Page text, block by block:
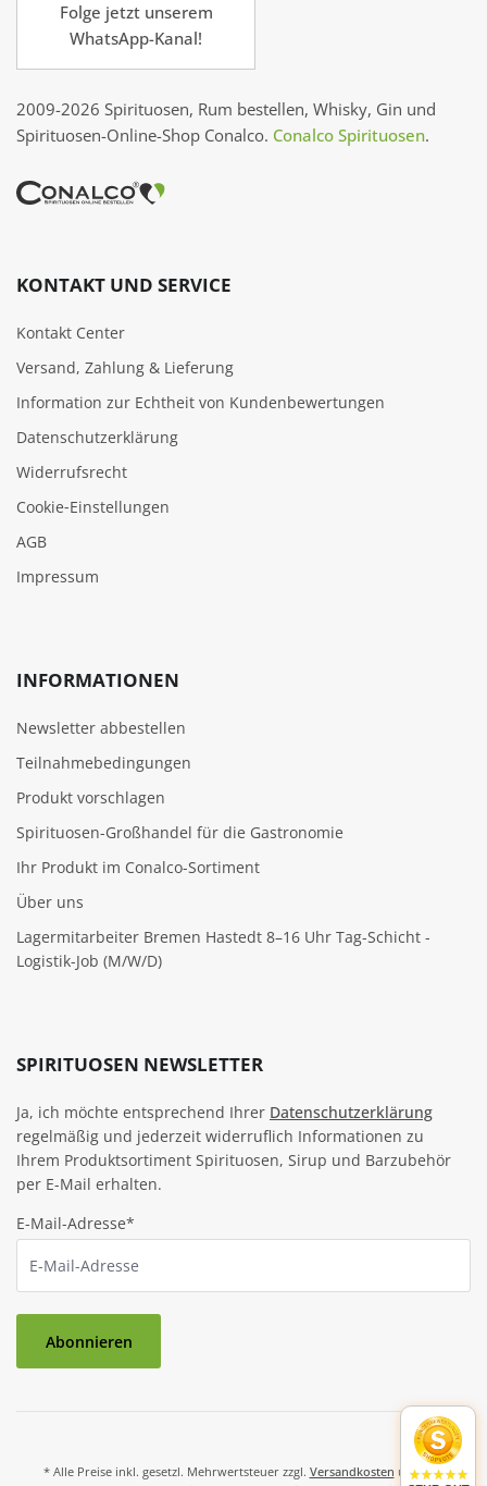
Folge jetzt unserem
WhatsApp-Kanal!
2009-2026 Spirituosen, Rum bestellen, Whisky, Gin und
Spirituosen-Online-Shop Conalco. Conalco Spirituosen.
KONTAKT UND SERVICE
Kontakt Center
Versand, Zahlung & Lieferung
Information zur Echtheit von Kundenbewertungen
Datenschutzerklärung
Widerrufsrecht
Cookie‑Einstellungen
AGB
Impressum
INFORMATIONEN
Newsletter abbestellen
Teilnahmebedingungen
Produkt vorschlagen
Spirituosen-Großhandel für die Gastronomie
Ihr Produkt im Conalco-Sortiment
Über uns
Lagermitarbeiter Bremen Hastedt 8–16 Uhr Tag-Schicht -
Logistik-Job (M/W/D)
SPIRITUOSEN NEWSLETTER
Ja, ich möchte entsprechend Ihrer Datenschutzerklärung
regelmäßig und jederzeit widerruflich Informationen zu
Ihrem Produktsortiment Spirituosen, Sirup und Barzubehör
per E-Mail erhalten.
E-Mail-Adresse*
Abonnieren
* Alle Preise inkl. gesetzl. Mehrwertsteuer zzgl. Versandkosten und ggf.